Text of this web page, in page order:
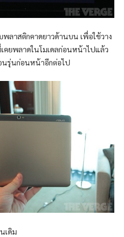
ลาสติกคาดยาวด้านบน เพื่อใช้วาง
ยพลาดในโมเดลก่อนหน้าไปแล้ว
รุ่นก่อนหน้าอีกต่อไป
เดิม